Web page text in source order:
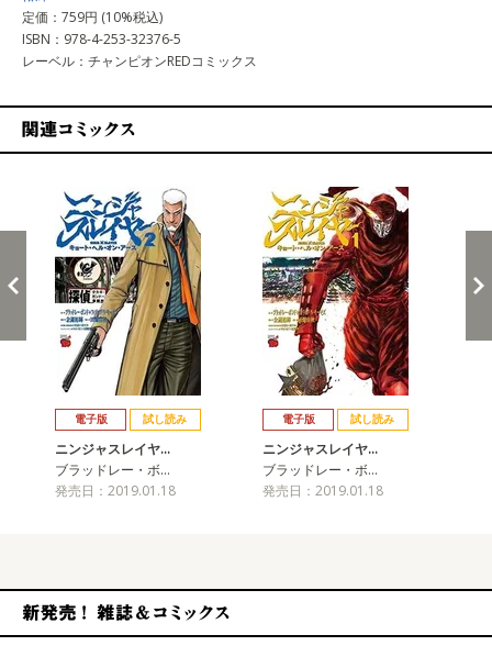
定価：759円 (10%税込)
ISBN：978-4-253-32376-5
レーベル：チャンピオンREDコミックス
電子版 試し読み
ニンジャスレイヤ…
ブラッドレー・ボ…
発売日：2019.01.18
電子版 試し読み
ニンジャスレイヤ…
ブラッドレー・ボ…
発売日：2019.01.18